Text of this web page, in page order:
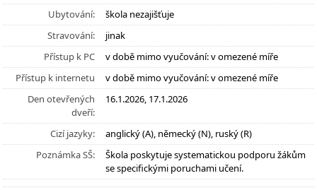
Ubytování:
škola nezajišťuje
Stravování:
jinak
Přístup k PC
v době mimo vyučování: v omezené míře
Přístup k internetu
v době mimo vyučování: v omezené míře
Den otevřených
dveří:
16.1.2026, 17.1.2026
Cizí jazyky:
anglický (A), německý (N), ruský (R)
Poznámka SŠ:
Škola poskytuje systematickou podporu žákům
se specifickými poruchami učení.